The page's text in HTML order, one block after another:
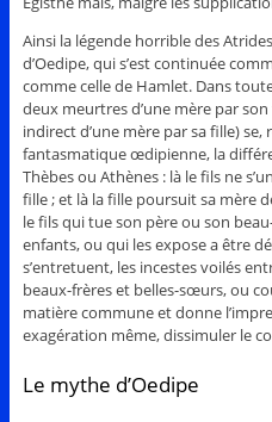
Ainsi la légende horrible des
d’Oedipe, qui s’est continuée
comme celle de Hamlet. Dans
deux meurtres d’une mère par
indirect d’une mère par sa fille)
fantasmatique œdipienne, la
Thèbes ou Athènes : là le fils ne
fille ; et là la fille poursuit sa mère
le fils qui tue son père ou son
enfants, ou qui les expose a être
s’entretuent, les incestes voilés
beaux-frères et belles-sœurs, ou
matière commune et donne
exagération même, dissimuler le
Le mythe d’Oedipe